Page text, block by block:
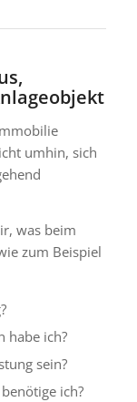
umhin, sich
was beim
zum Beispiel
habe ich?
sein?
ich?